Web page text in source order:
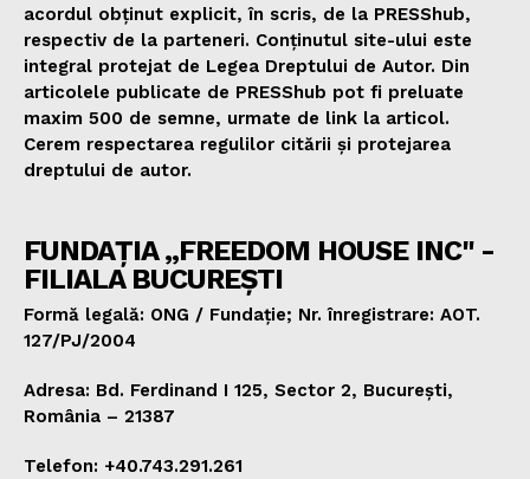
acordul obținut explicit, în scris, de la PRESShub,
respectiv de la parteneri. Conținutul site-ului este
integral protejat de Legea Dreptului de Autor. Din
articolele publicate de PRESShub pot fi preluate
maxim 500 de semne, urmate de link la articol.
Cerem respectarea regulilor citării și protejarea
dreptului de autor.
FUNDAȚIA „FREEDOM HOUSE INC" -
FILIALA BUCUREȘTI
Formă legală: ONG / Fundație; Nr. înregistrare: AOT.
127/PJ/2004
Adresa: Bd. Ferdinand I 125, Sector 2, București,
România – 21387
Telefon: +40.743.291.261